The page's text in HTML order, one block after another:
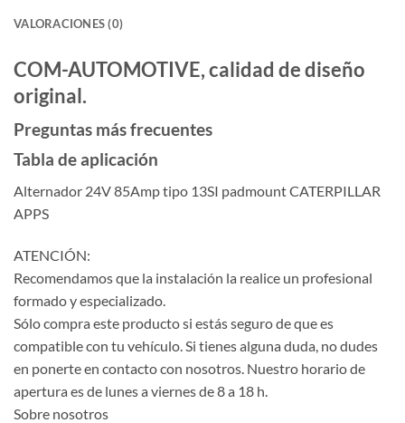
VALORACIONES (0)
COM-AUTOMOTIVE, calidad de diseño
original.
Preguntas más frecuentes
Tabla de aplicación
Alternador 24V 85Amp tipo 13SI padmount CATERPILLAR
APPS
ATENCIÓN:
Recomendamos que la instalación la realice un profesional
formado y especializado.
Sólo compra este producto si estás seguro de que es
compatible con tu vehículo. Si tienes alguna duda, no dudes
en ponerte en contacto con nosotros. Nuestro horario de
apertura es de lunes a viernes de 8 a 18 h.
Sobre nosotros